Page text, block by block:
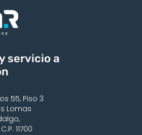
servicio a
55, Piso 3
Lomas
11700